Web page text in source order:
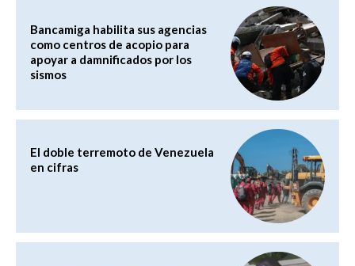
Bancamiga habilita sus agencias
como centros de acopio para
apoyar a damnificados por los
sismos
El doble terremoto de Venezuela
en cifras